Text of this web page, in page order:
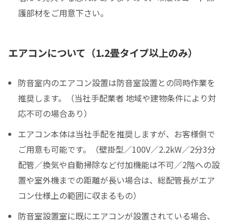
護部材をご用意下さい。
エアコンについて（1.2畳タイプ以上のみ）
防音室内のエアコン設置は防音室設置との同時作業を
推奨します。（当社手配業者 地域や建物条件により対
応不可の場合あり）
エアコン本体は当社手配を推奨しますが、お客様側で
ご用意も可能です。（壁掛型／100V／2.2kW／2分3分
配管／換気や自動掃除など付加機能は不可／2階への設
置や室外機までの距離が長い場合は、総配管長がエア
コン仕様上の範囲に収まるもの）
防音室設置室に既にエアコンが設置されている場合、